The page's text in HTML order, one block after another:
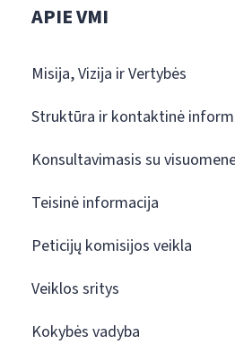
APIE VMI
Misija, Vizija ir Vertybės
Struktūra ir kontaktinė
Konsultavimasis su
Teisinė informacija
Peticijų komisijos veikla
Veiklos sritys
Kokybės vadyba